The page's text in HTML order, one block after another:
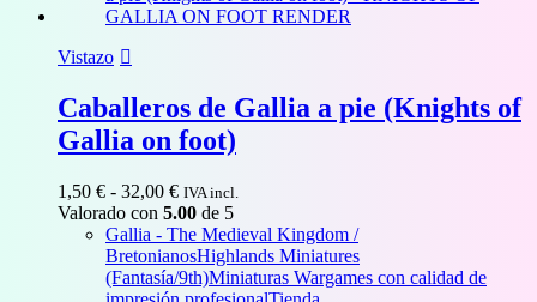
Vistazo
Caballeros de Gallia a pie (Knights of
Gallia on foot)
1,50 € - 32,00 €Rango
de
precios:
desde
1,50 €
hasta
IVA incl.
Valorado con 5.00 de 5
Gallia - The Medieval Kingdom /
BretonianosHighlands Miniatures
(Fantasía/9th)Miniaturas Wargames con calidad de